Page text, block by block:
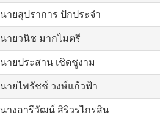
นายสุปราการ ปักประจำ
นายวนิช มากไมตรี
นายประสาน เชิดชูงาม
นายไพรัชช์ วงษ์แก้วฟ้า
นางอารีวัฒน์ สิริวรไกรสิน